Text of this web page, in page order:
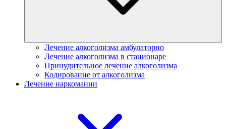
Лечение алкоголизма амбулаторно
Лечение алкоголизма в стационаре
Принудительное лечение алкоголизма
Кодирование от алкоголизма
Лечение наркомании